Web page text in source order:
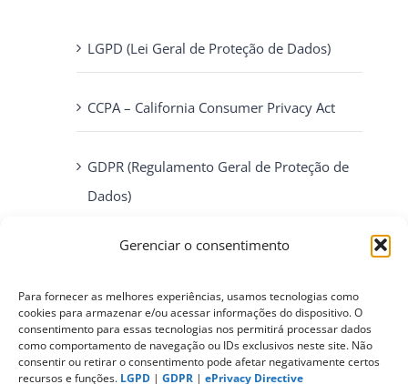
Gerenciar o consentimento
Para fornecer as melhores experiências, usamos tecnologias como
cookies para armazenar e/ou acessar informações do dispositivo. O
consentimento para essas tecnologias nos permitirá processar dados
como comportamento de navegação ou IDs exclusivos neste site. Não
consentir ou retirar o consentimento pode afetar negativamente certos
recursos e funções. LGPD | GDPR | ePrivacy Directive
LGPD (Lei Geral de Proteção de Dados)
CCPA – California Consumer Privacy Act
GDPR (Regulamento Geral de Proteção de
Dados)
ePrivacy Directive (Diretiva ePrivacidade)
PIPEDA (Personal Information Protection
and Electronic Documents Act)